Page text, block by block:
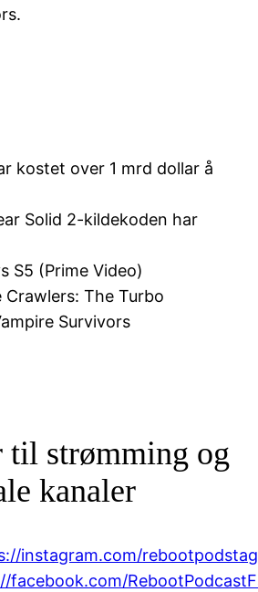
kostet over 1 mrd dollar å
Solid 2-kildekoden har
S5 (Prime Video)
Crawlers: The Turbo
Survivors
til strømming og
kanaler
instagram.com/
facebook.com/